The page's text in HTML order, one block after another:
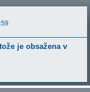
je obsažena v